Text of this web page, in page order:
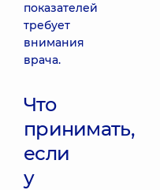
показателей
требует
внимания
врача.
Что
принимать,
если
у